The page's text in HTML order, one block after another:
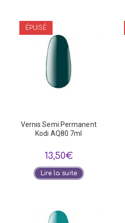
ÉPUISÉ
Vernis Semi Permanent
Kodi AQ80 7ml
13,50€
Lire la suite